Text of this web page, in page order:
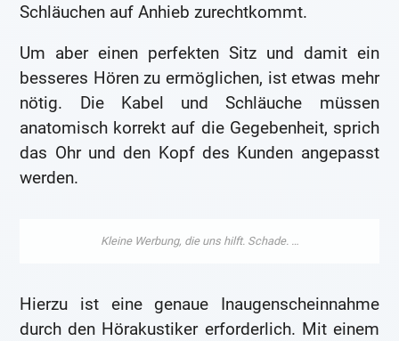
Schläuchen auf Anhieb zurechtkommt.
Um aber einen perfekten Sitz und damit ein
besseres Hören zu ermöglichen, ist etwas mehr
nötig. Die Kabel und Schläuche müssen
anatomisch korrekt auf die Gegebenheit, sprich
das Ohr und den Kopf des Kunden angepasst
werden.
Hierzu ist eine genaue Inaugenscheinnahme
durch den Hörakustiker erforderlich. Mit einem